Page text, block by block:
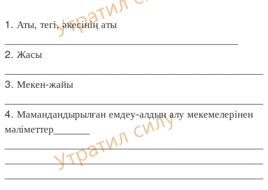
1. Аты, тегі, әкесінің аты
_______________________________________
2. Жасы
3. Мекен-жайы
4. Мамандандырылған емдеу-алдын алу мекемелерінен
мәліметтер______